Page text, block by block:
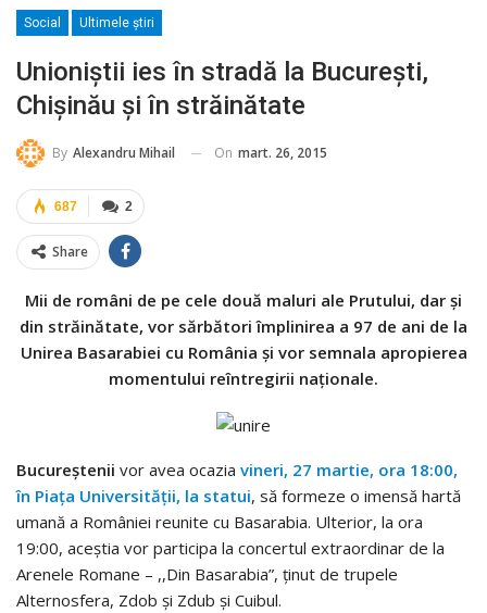
Social Ultimele ştiri
Unioniștii ies în stradă la București,
Chișinău și în străinătate
By Alexandru Mihail On mart. 26, 2015
2
687
Share
Mii de români de pe cele două maluri ale Prutului, dar și
din străinătate, vor sărbători împlinirea a 97 de ani de la
Unirea Basarabiei cu România și vor semnala apropierea
momentului reîntregirii naționale.
Bucureștenii vor avea ocazia vineri, 27 martie, ora 18:00,
în Piața Universității, la statui, să formeze o imensă hartă
umană a României reunite cu Basarabia. Ulterior, la ora
19:00, aceștia vor participa la concertul extraordinar de la
Arenele Romane – ,,Din Basarabia”, ținut de trupele
Alternosfera, Zdob și Zdub și Cuibul.